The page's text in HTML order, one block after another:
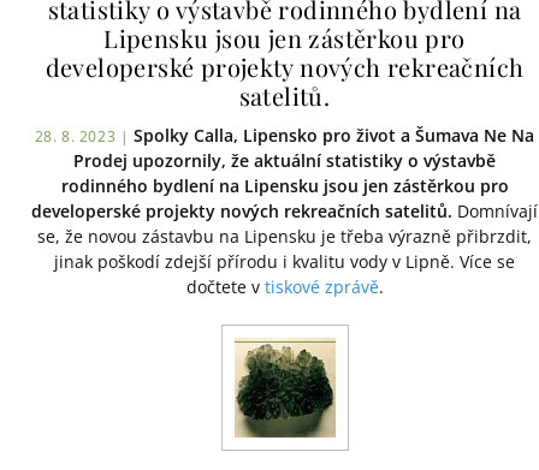
statistiky o výstavbě rodinného bydlení na
Lipensku jsou jen zástěrkou pro
developerské projekty nových rekreačních
satelitů.
28. 8. 2023 | Spolky Calla, Lipensko pro život a Šumava Ne Na
Prodej upozornily, že aktuální statistiky o výstavbě
rodinného bydlení na Lipensku jsou jen zástěrkou pro
developerské projekty nových rekreačních satelitů. Domnívají
se, že novou zástavbu na Lipensku je třeba výrazně přibrzdit,
jinak poškodí zdejší přírodu i kvalitu vody v Lipně. Více se
dočtete v tiskové zprávě.